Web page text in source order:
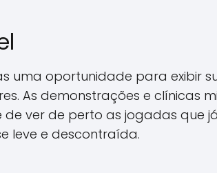
uma oportunidade para exibir
As demonstrações e clínicas
ver de perto as jogadas que
leve e descontraída.